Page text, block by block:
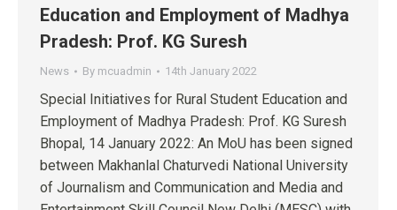
Education and Employment of Madhya
Pradesh: Prof. KG Suresh
News By mcuadmin 14th January 2022
Special Initiatives for Rural Student Education and
Employment of Madhya Pradesh: Prof. KG Suresh
Bhopal, 14 January 2022: An MoU has been signed
between Makhanlal Chaturvedi National University
of Journalism and Communication and Media and